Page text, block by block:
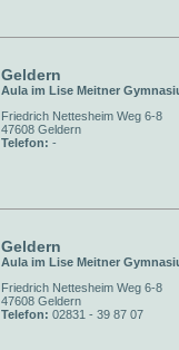
Geldern
Aula im Lise Meitner
Friedrich Nettesheim Weg 6-8
47608 Geldern
Telefon: -
Geldern
Aula im Lise Meitner
Friedrich Nettesheim Weg 6-8
47608 Geldern
Telefon: 02831 - 39 87 07